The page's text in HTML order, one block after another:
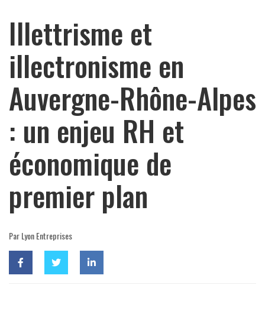
Illettrisme et
illectronisme en
Auvergne-Rhône-Alpes
: un enjeu RH et
économique de
premier plan
Par Lyon Entreprises